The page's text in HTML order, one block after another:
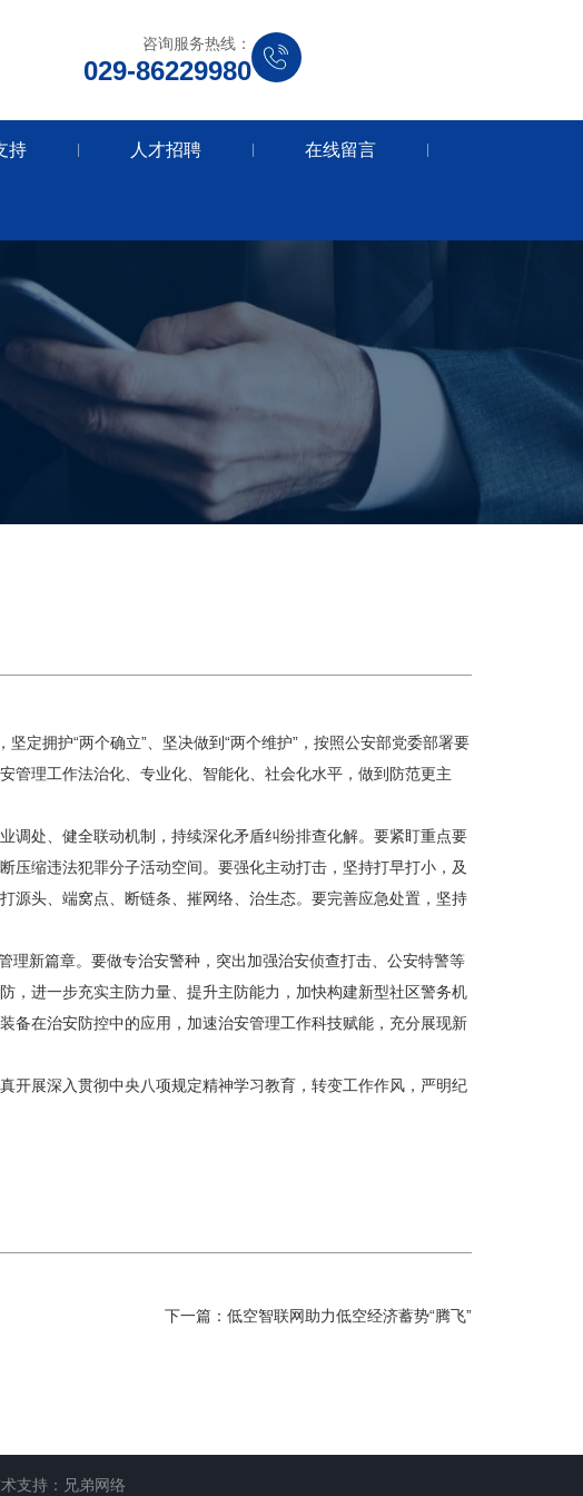
咨询服务热线：
029-86229980
持 人才招聘 在线留言
拥护“两个确立”、坚决做到“两个维护”，按照公安部党委部署要
管理工作法治化、专业化、智能化、社会化水平，做到防范更主
处、健全联动机制，持续深化矛盾纠纷排查化解。要紧盯重点要
压缩违法犯罪分子活动空间。要强化主动打击，坚持打早打小，及
源头、端窝点、断链条、摧网络、治生态。要完善应急处置，坚持
新篇章。要做专治安警种，突出加强治安侦查打击、公安特警等
，进一步充实主防力量、提升主防能力，加快构建新型社区警务机
备在治安防控中的应用，加速治安管理工作科技赋能，充分展现新
展深入贯彻中央八项规定精神学习教育，转变工作作风，严明纪
下一篇： 低空智联网助力低空经济蓄势“腾飞”
支持： 兄弟网络